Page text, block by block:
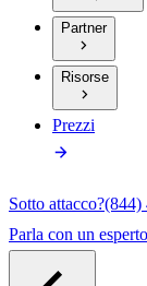
Partner
Risorse
Prezzi
Sotto attacco?(844)
Parla con un esperto